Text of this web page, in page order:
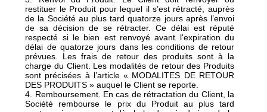
restituer le Produit pour lequel il s’est rétracté, auprès
de la Société au plus tard quatorze jours après l’envoi
de sa décision de se rétracter. Ce délai est réputé
respecté si le bien est renvoyé avant l'expiration du
délai de quatorze jours dans les conditions de retour
prévues. Les frais de retour des produits sont à la
charge du Client. Les modalités de retour des Produits
sont précisées à l’article « MODALITES DE RETOUR
DES PRODUITS » auquel le Client se reporte.
4. Remboursement. En cas de rétractation du Client, la
Société rembourse le prix du Produit au plus tard